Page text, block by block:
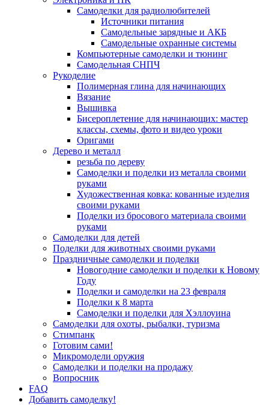
Самоделки для радиолюбителей
Источники питания
Самодельные зарядные и АКБ
Самодельные охранные системы
Компьютерные самоделки и тюнинг
Самодельная СНПЧ
Рукоделие
Полимерная глина для начинающих
Вязание
Вышивка
Бисероплетение для начинающих: мастер
классы, схемы, фото и видео уроки
Оригами
Дерево и металл
резьба по дереву
Самоделки и поделки из металла своими
руками
Художественная ковка: кованные изделия
своими руками
Поделки из бросового материала своими
руками
Самоделки для детей
Поделки для животных своими руками
Праздничные самоделки и поделки
Новогодние самоделки и поделки к Новому
Году
Поделки и самоделки на 23 февраля
Поделки к 8 марта
Самоделки и поделки для Хэллоуина
Самоделки для охоты, рыбалки, туризма
Стимпанк
Готовим сами!
Микромодели оружия
Самоделки и поделки на продажу
Вопросник
FAQ
Добавить самоделку!